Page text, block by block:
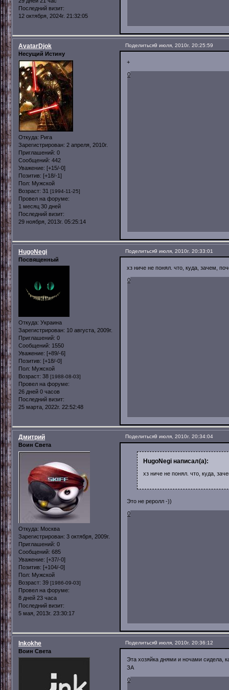
Последний визит:
12 октября, 2024г. 21:32:05
Поделиться9 июля, 2010г. 20:25:59
AvatarDjok
Несущий Истину
Откуда: Рига
Зарегистрирован: 2 апреля, 2010г.
Приглашений: 0
Сообщений: 442
Уважение: [+15/-0]
Позитив: [+18/-1]
Пол: Мужской
Возраст: 31 [1994-11-25]
Провел на форуме:
1 месяц 30 дней
Последний визит:
29 ноября, 2013г. 05:25:14
+
0
Поделиться9 июля, 2010г. 20:33:01
HugoNegi
Посвященный
Откуда: Украина
Зарегистрирован: 10 августа, 2009г.
Приглашений: 0
Сообщений: 1550
Уважение: [+89/-6]
Позитив: [+18/-0]
Пол: Мужской
Возраст: 38 [1988-08-03]
Провел на форуме:
26 дней 0 часов
Последний визит:
25 марта, 2022г. 22:52:48
хз ниче не понял. что, куда, зачем,
0
Поделиться9 июля, 2010г. 20:34:04
Дмитрий
Воин Света
Откуда: Москва
Зарегистрирован: 3 октября, 2009г.
Приглашений: 0
Сообщений: 685
Уважение: [+37/-0]
Позитив: [+104/-0]
Пол: Мужской
Возраст: 39 [1986-09-03]
Провел на форуме:
8 дней 23 часа
Последний визит:
5 мая, 2013г. 23:30:17
HugoNegi написал(а):
хз ниче не понял. что, куда,
Это не реролл -))
0
Поделиться9 июля, 2010г. 20:36:12
Inkokhe
Воин Света
Эта хозяйка днями и ночами сидела,
ЗА
0